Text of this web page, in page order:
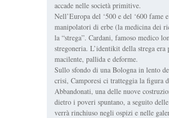
accade nelle società primitive.
Nell’Europa del ‘500 e del ‘600
manipolatori di erbe (la medicina dei
la “strega”. Cardani, famoso medico
stregoneria. L’identikit della strega
macilente, pallida e deforme.
Sullo sfondo di una Bologna in lento
crisi, Camporesi ci tratteggia la figura
Abbandonati, una delle nuove
dietro i poveri spuntano, a seguito
verrà rinchiuso negli ospizi e nelle